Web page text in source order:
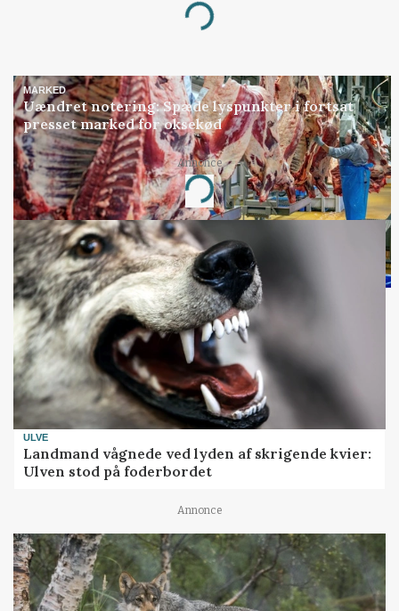
Loading...
MARKED
Uændret notering: Spæde lyspunkter i fortsat
presset marked for oksekød
Annonce
Loading...
ULVE
Landmand vågnede ved lyden af skrigende kvier:
Ulven stod på foderbordet
Annonce